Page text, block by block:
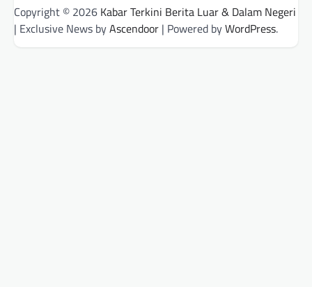
Copyright © 2026 Kabar Terkini Berita Luar & Dalam Negeri
| Exclusive News byAscendoor | Powered byWordPress.